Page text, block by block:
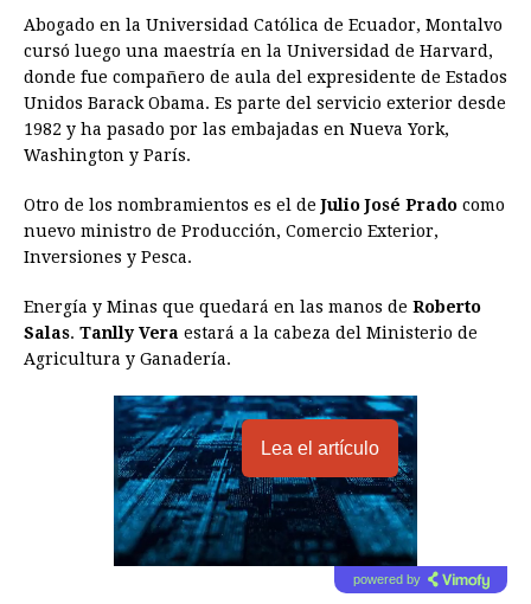
o
k
g
e
r
p
p
s
e
s
t
I
n
n
k
Abogado en la Universidad Católica de Ecuador, Montalvo
cursó luego una maestría en la Universidad de Harvard,
donde fue compañero de aula del expresidente de Estados
Unidos Barack Obama. Es parte del servicio exterior desde
1982 y ha pasado por las embajadas en Nueva York,
Washington y París.
Otro de los nombramientos es el deJulio José Prado como
nuevo ministro de Producción, Comercio Exterior,
Inversiones y Pesca.
Energía y Minas que quedará en las manos de Roberto
Salas. Tanlly Vera estará a la cabeza del Ministerio de
Agricultura y Ganadería.
Lea el artículo
powered by